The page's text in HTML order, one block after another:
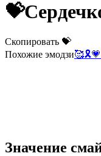
💝
Скопировать 💝
Похожие эмодзи🥰🎗️💗
Значение